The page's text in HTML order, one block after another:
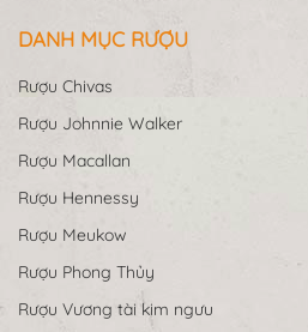
DANH MỤC RƯỢU
Rượu Chivas
Rượu Johnnie Walker
Rượu Macallan
Rượu Hennessy
Rượu Meukow
Rượu Phong Thủy
Rượu Vương tài kim ngưu